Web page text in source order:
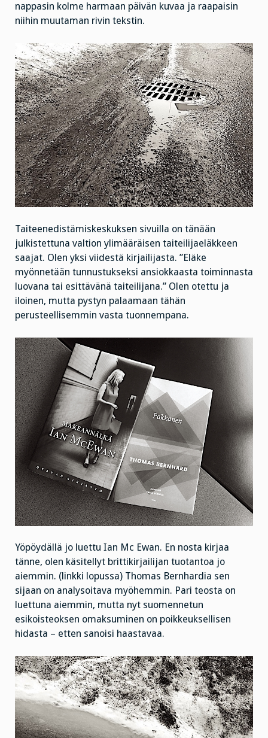
nappasin kolme harmaan päivän kuvaa ja raapaisin
niihin muutaman rivin tekstin.
Taiteenedistämiskeskuksen sivuilla on tänään
julkistettuna valtion ylimääräisen taiteilijaeläkkeen
saajat. Olen yksi viidestä kirjailijasta. ”Eläke
myönnetään tunnustukseksi ansiokkaasta toiminnasta
luovana tai esittävänä taiteilijana.” Olen otettu ja
iloinen, mutta pystyn palaamaan tähän
perusteellisemmin vasta tuonnempana.
Yöpöydällä jo luettu Ian Mc Ewan. En nosta kirjaa
tänne, olen käsitellyt brittikirjailijan tuotantoa jo
aiemmin. (linkki lopussa) Thomas Bernhardia sen
sijaan on analysoitava myöhemmin. Pari teosta on
luettuna aiemmin, mutta nyt suomennetun
esikoisteoksen omaksuminen on poikkeuksellisen
hidasta – etten sanoisi haastavaa.